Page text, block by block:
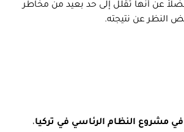
عن أنها تقلل إلى حد بعيد من مخاطر
النظر عن نتيجته.
في مشروع النظام الرئاسي في تركيا،